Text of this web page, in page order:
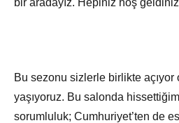
bir aradayız. Hepiniz hoş
Bu sezonu sizlerle birlikte açıyor
yaşıyoruz. Bu salonda
sorumluluk; Cumhuriyet’ten de